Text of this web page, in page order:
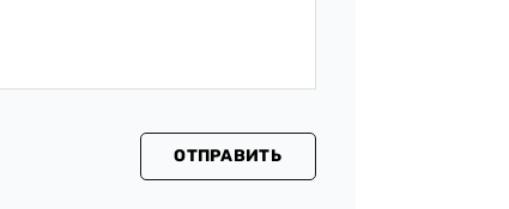
ОТПРАВИТЬ